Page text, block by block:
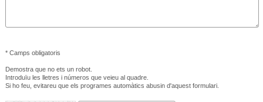
* Camps obligatoris
Demostra que no ets un robot.
Introduïu les lletres i números que veieu al quadre.
Si ho feu, evitareu que els programes automàtics abusin d'aquest formulari.